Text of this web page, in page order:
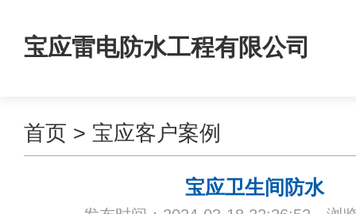
宝应雷电防水工程有限公司
首页 > 宝应客户案例
宝应卫生间防水